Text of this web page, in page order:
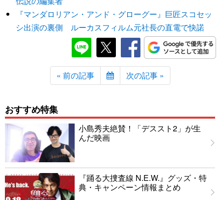
『マンダロリアン・アンド・グローグー』巨匠スコセッ
シ出演の裏側 ルーカスフィルム元社長の直電で快諾
« 前の記事 次の記事 »
おすすめ特集
小島秀夫絶賛！「デススト2」が生
んだ映画
『踊る大捜査線 N.E.W.』グッズ・特
典・キャンペーン情報まとめ